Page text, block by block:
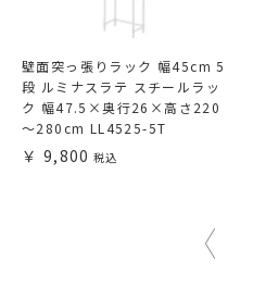
壁面突っ張りラック 幅45cm 5
段 ルミナスラテ スチールラッ
ク 幅47.5×奥行26×高さ220
～280cm LL4525-5T
9,800